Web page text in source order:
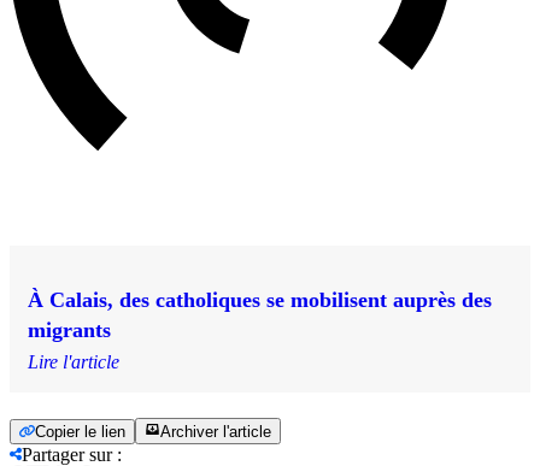
À Calais, des catholiques se mobilisent auprès des
migrants
Lire l'article
Copier le lien Archiver l'article
Partager sur: